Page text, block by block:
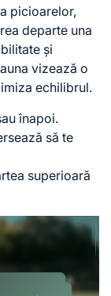
picioarelor,
departe una
și
vizează o
echilibrul.
înapoi.
să te
superioară